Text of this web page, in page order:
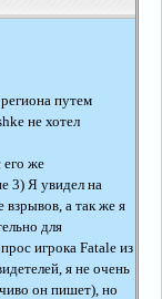
путем
не хотел
его же
3) Я увидел на
взрывов, а так же я
для
игрока Fatale из
я не очень
он пишет), но